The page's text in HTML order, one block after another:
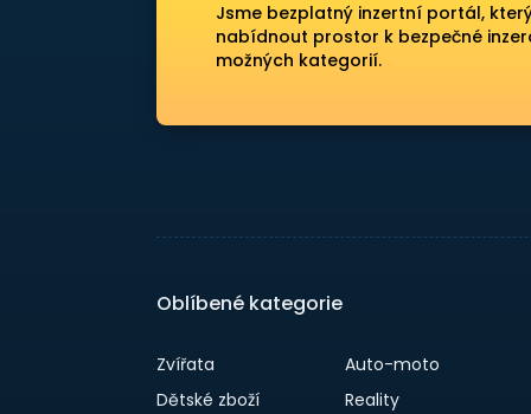
Jsme bezplatný inzertní portál,
nabídnout prostor k bezpečné
možných kategorií.
Oblíbené kategorie
Zvířata
Auto-moto
Dětské zboží
Reality